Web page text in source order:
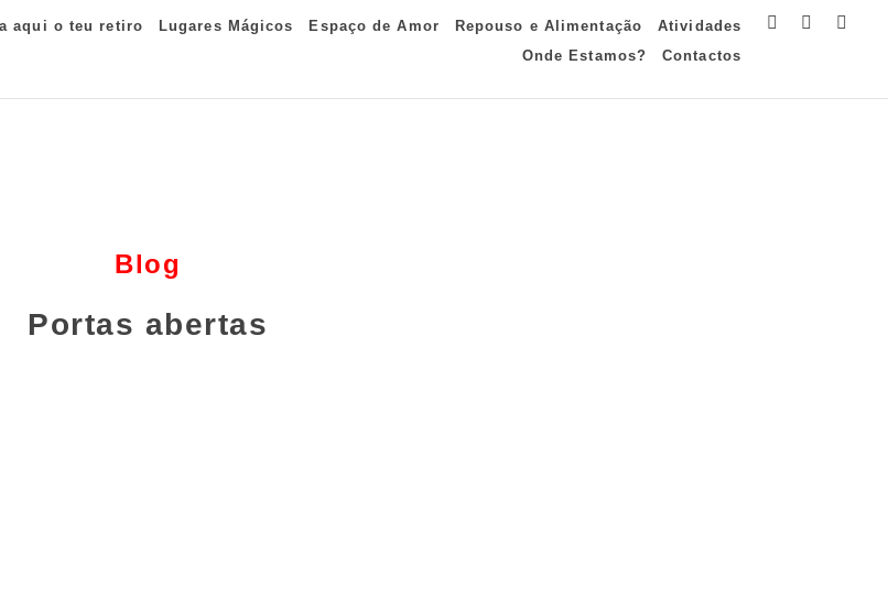
aqui o teu retiro Lugares Mágicos Espaço de Amor Repouso e Alimentação
Atividades
Onde Estamos?
Contactos
Blog
Portas abertas